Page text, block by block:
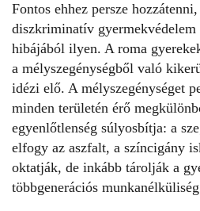
Fontos ehhez persze
diszkriminatív gyermekvédelem
hibájából ilyen. A roma
a mélyszegénységből való
idézi elő. A mélyszegénységet
minden területén érő
egyenlőtlenség súlyosbítja: a
elfogy az aszfalt, a színcigány
oktatják, de inkább tárolják a
többgenerációs